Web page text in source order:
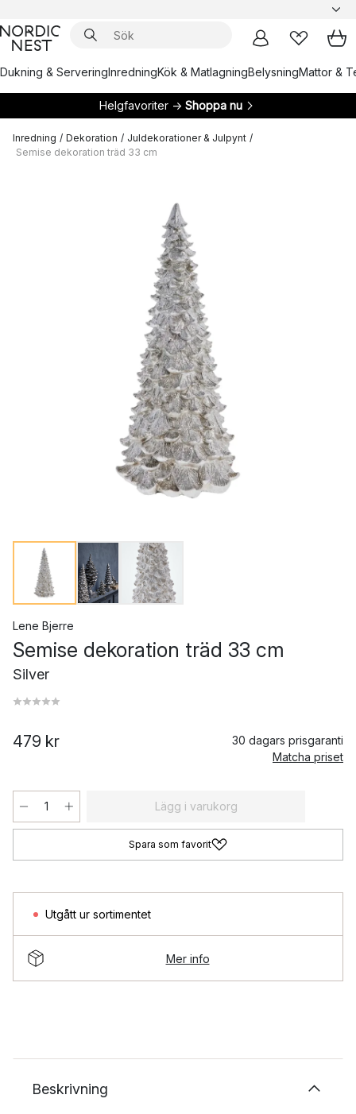
Dukning & ServeringInredningKök & MatlagningBelysningMattor &
Helgfavoriter → Shoppa nu
Inredning / Dekoration / Juldekorationer & Julpynt /
Semise dekoration träd 33 cm
Lene Bjerre
Semise dekoration träd 33 cm
Silver
479 kr
30 dagars prisgaranti
Matcha priset
Lägg i varukorg
Spara som favorit
Utgått ur sortimentet
Mer info
Beskrivning